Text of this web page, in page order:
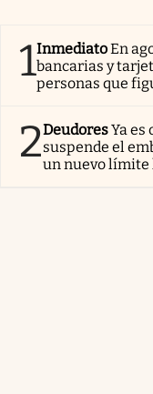
1InmediatoEn
bancarias y
personas que
2DeudoresYa es
suspende el
un nuevo